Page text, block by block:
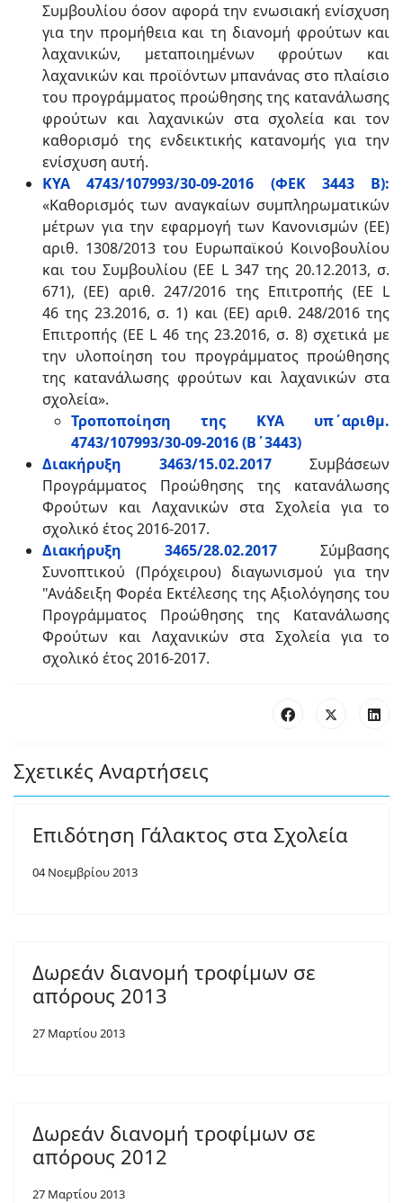
Συμβουλίου όσον αφορά την ενωσιακή ενίσχυση
για την προμήθεια και τη διανομή φρούτων και
λαχανικών, μεταποιημένων φρούτων και
λαχανικών και προϊόντων μπανάνας στο πλαίσιο
του προγράμματος προώθησης της κατανάλωσης
φρούτων και λαχανικών στα σχολεία και τον
καθορισμό της ενδεικτικής κατανομής για την
ενίσχυση αυτή.
ΚΥΑ 4743/107993/30-09-2016 (ΦΕΚ 3443 Β):
«Καθορισμός των αναγκαίων συμπληρωματικών
μέτρων για την εφαρμογή των Κανονισμών (ΕΕ)
αριθ. 1308/2013 του Ευρωπαϊκού Κοινοβουλίου
και του Συμβουλίου (EE L 347 της 20.12.2013, σ.
671), (ΕΕ) αριθ. 247/2016 της Επιτροπής (EE L
46 της 23.2016, σ. 1) και (ΕΕ) αριθ. 248/2016 της
Επιτροπής (EE L 46 της 23.2016, σ. 8) σχετικά με
την υλοποίηση του προγράμματος προώθησης
της κατανάλωσης φρούτων και λαχανικών στα
σχολεία».
Τροποποίηση της ΚΥΑ υπ΄αριθμ.
4743/107993/30-09-2016 (Β΄3443)
Διακήρυξη 3463/15.02.2017 Συμβάσεων
Προγράμματος Προώθησης της κατανάλωσης
Φρούτων και Λαχανικών στα Σχολεία για το
σχολικό έτος 2016-2017.
Διακήρυξη 3465/28.02.2017 Σύμβασης
Συνοπτικού (Πρόχειρου) διαγωνισμού για την
"Ανάδειξη Φορέα Εκτέλεσης της Αξιολόγησης του
Προγράμματος Προώθησης της Κατανάλωσης
Φρούτων και Λαχανικών στα Σχολεία για το
σχολικό έτος 2016-2017.
Σχετικές Αναρτήσεις
Επιδότηση Γάλακτος στα Σχολεία
04 Νοεμβρίου 2013
Δωρεάν διανομή τροφίμων σε
απόρους 2013
27 Μαρτίου 2013
Δωρεάν διανομή τροφίμων σε
απόρους 2012
27 Μαρτίου 2013